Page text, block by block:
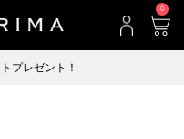
0
プレゼント！